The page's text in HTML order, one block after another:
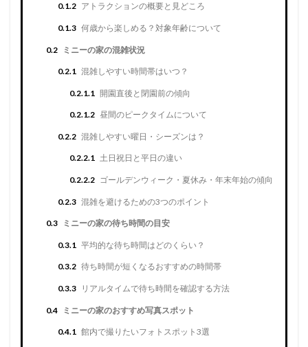
0.1.2 アトラクションの概要と見どころ
0.1.3 何歳から楽しめる？対象年齢について
0.2 ミニーの家の混雑状況
0.2.1 混雑しやすい時間帯はいつ？
0.2.1.1 開園直後と閉園前の傾向
0.2.1.2 昼間のピークタイムについて
0.2.2 混雑しやすい曜日・シーズンは？
0.2.2.1 土日祝日と平日の違い
0.2.2.2 ゴールデンウィーク・夏休み・年末年始の傾向
0.2.3 混雑を避けるための3つのポイント
0.3 ミニーの家の待ち時間の目安
0.3.1 平均的な待ち時間はどのくらい？
0.3.2 待ち時間が短くなるおすすめの時間帯
0.3.3 リアルタイムで待ち時間を確認する方法
0.4 ミニーの家のおすすめ写真スポット
0.4.1 館内で撮りたいフォトスポット3選